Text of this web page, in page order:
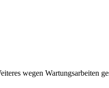
wegen Wartungsarbeiten